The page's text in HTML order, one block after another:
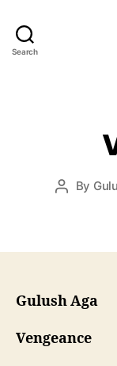
Search
Post
By
Gulush Aga
Vengeance